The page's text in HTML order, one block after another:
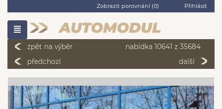
Zobrazit porovnání (0) Přihlásit
zpět na výběr
nabídka 10641 z 35684
předchozí
další